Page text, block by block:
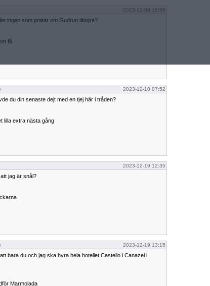
2023-12-09 16:58
ingen som pratar om Gudrun längre?
få
2023-12-10 07:52
du din senaste dejt med en tjej här i tråden?
lilla extra nästa gång
2023-12-19 12:35
jag är snål?
2023-12-19 13:15
bara du och jag ska hyra hela hotellet Castello i Canazei i
Marmolada